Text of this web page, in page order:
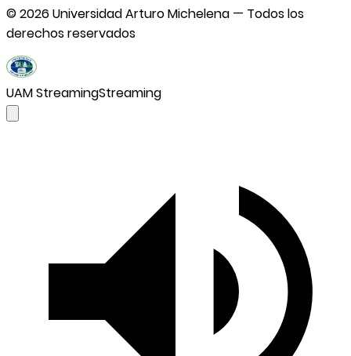
©2026 Universidad Arturo Michelena — Todos los
derechos reservados
UAM StreamingStreaming